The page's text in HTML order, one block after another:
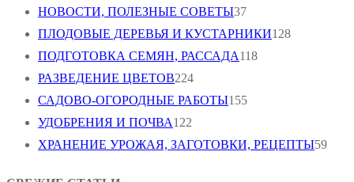
НОВОСТИ, ПОЛЕЗНЫЕ СОВЕТЫ37
ПЛОДОВЫЕ ДЕРЕВЬЯ И КУСТАРНИКИ128
ПОДГОТОВКА СЕМЯН, РАССАДА118
РАЗВЕДЕНИЕ ЦВЕТОВ224
САДОВО-ОГОРОДНЫЕ РАБОТЫ155
УДОБРЕНИЯ И ПОЧВА122
ХРАНЕНИЕ УРОЖАЯ, ЗАГОТОВКИ, РЕЦЕПТЫ59